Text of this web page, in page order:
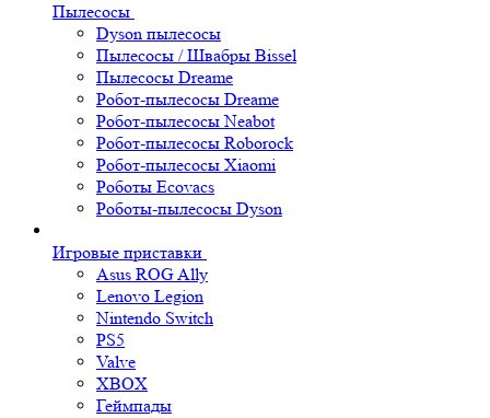
Пылесосы
Dyson пылесосы
Пылесосы / Швабры Bissel
Пылесосы Dreame
Робот-пылесосы Dreame
Робот-пылесосы Neabot
Робот-пылесосы Roborock
Робот-пылесосы Xiaomi
Роботы Ecovacs
Роботы-пылесосы Dyson
Игровые приставки
Asus ROG Ally
Lenovo Legion
Nintendo Switch
PS5
Valve
XBOX
Геймпады